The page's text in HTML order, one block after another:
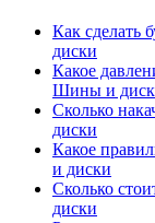
Как сделать
диски
Какое
Шины и
Сколько
диски
Какое
и диски
Сколько
диски